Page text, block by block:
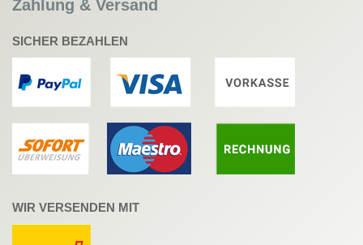
Zahlung & Versand
SICHER BEZAHLEN
WIR VERSENDEN MIT